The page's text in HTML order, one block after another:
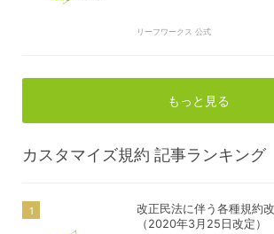
リーフワークス 公式
もっと見る
カスタマイズ規約 記事ランキング
改正民法に伴う各種規約
（2020年3月25日改定）